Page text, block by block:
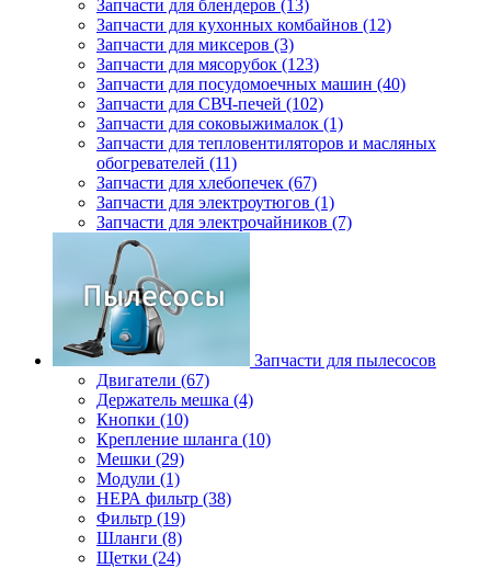
Запчасти для блендеров (13)
Запчасти для кухонных комбайнов (12)
Запчасти для миксеров (3)
Запчасти для мясорубок (123)
Запчасти для посудомоечных машин (40)
Запчасти для СВЧ-печей (102)
Запчасти для соковыжималок (1)
Запчасти для тепловентиляторов и масляных
обогревателей (11)
Запчасти для хлебопечек (67)
Запчасти для электроутюгов (1)
Запчасти для электрочайников (7)
Запчасти для пылесосов
Двигатели (67)
Держатель мешка (4)
Кнопки (10)
Крепление шланга (10)
Мешки (29)
Модули (1)
НЕРА фильтр (38)
Фильтр (19)
Шланги (8)
Щетки (24)